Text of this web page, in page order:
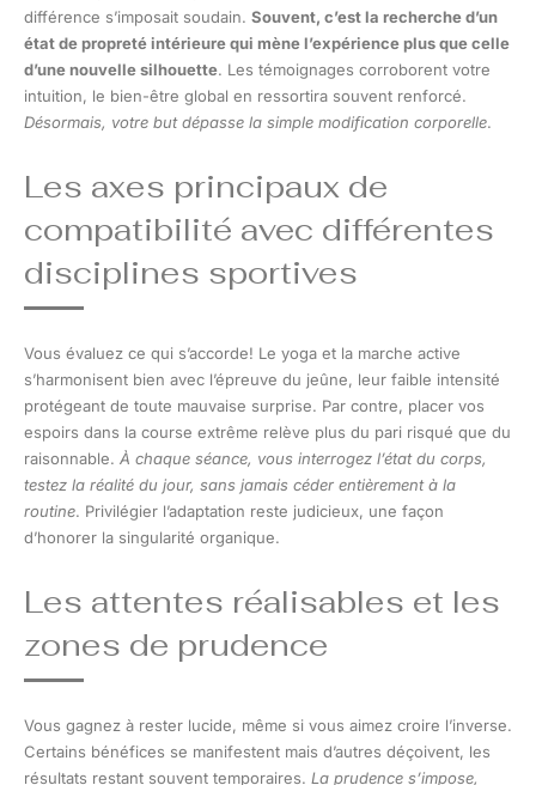
différence s’imposait soudain. Souvent, c’est la recherche d’un
état de propreté intérieure qui mène l’expérience plus que celle
d’une nouvelle silhouette. Les témoignages corroborent votre
intuition, le bien-être global en ressortira souvent renforcé.
Désormais, votre but dépasse la simple modification corporelle.
Les axes principaux de
compatibilité avec différentes
disciplines sportives
Vous évaluez ce qui s’accorde! Le yoga et la marche active
s’harmonisent bien avec l’épreuve du jeûne, leur faible intensité
protégeant de toute mauvaise surprise. Par contre, placer vos
espoirs dans la course extrême relève plus du pari risqué que du
raisonnable. À chaque séance, vous interrogez l’état du corps,
testez la réalité du jour, sans jamais céder entièrement à la
routine. Privilégier l’adaptation reste judicieux, une façon
d’honorer la singularité organique.
Les attentes réalisables et les
zones de prudence
Vous gagnez à rester lucide, même si vous aimez croire l’inverse.
Certains bénéfices se manifestent mais d’autres déçoivent, les
résultats restant souvent temporaires. La prudence s’impose,